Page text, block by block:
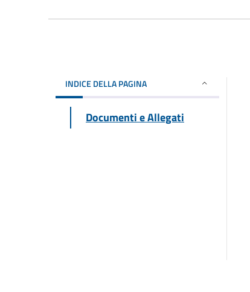
INDICE DELLA PAGINA
Documenti e Allegati